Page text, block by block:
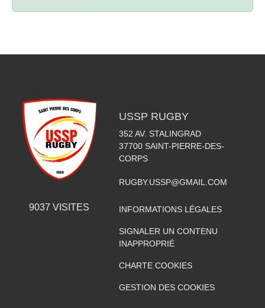
9037 VISITES
USSP RUGBY
352 AV. STALINGRAD
37700 SAINT-PIERRE-DES-
CORPS
RUGBY.USSP@GMAIL.COM
INFORMATIONS LÉGALES
SIGNALER UN CONTENU
INAPPROPRIÉ
CHARTE COOKIES
GESTION DES COOKIES